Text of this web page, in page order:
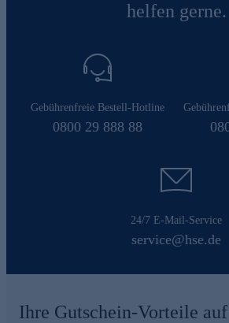
helfen gerne.
Gebührenfreie Bestell-Hotline
0800 29 888 88
24/7 E-Mail-Service
service@hse.de
Ihre Gutschein-Vorteile